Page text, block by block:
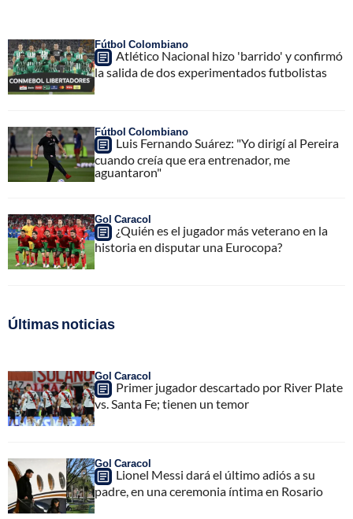
Fútbol Colombiano
Atlético Nacional hizo 'barrido' y confirmó
la salida de dos experimentados futbolistas
Fútbol Colombiano
Luis Fernando Suárez: "Yo dirigí al Pereira
cuando creía que era entrenador, me
aguantaron"
Gol Caracol
¿Quién es el jugador más veterano en la
historia en disputar una Eurocopa?
Últimas noticias
Gol Caracol
Primer jugador descartado por River Plate
vs. Santa Fe; tienen un temor
Gol Caracol
Lionel Messi dará el último adiós a su
padre, en una ceremonia íntima en Rosario